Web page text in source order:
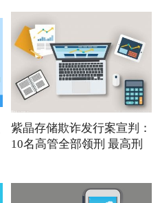
紫晶存储欺诈发行案宣判：
10名高管全部领刑 最高刑